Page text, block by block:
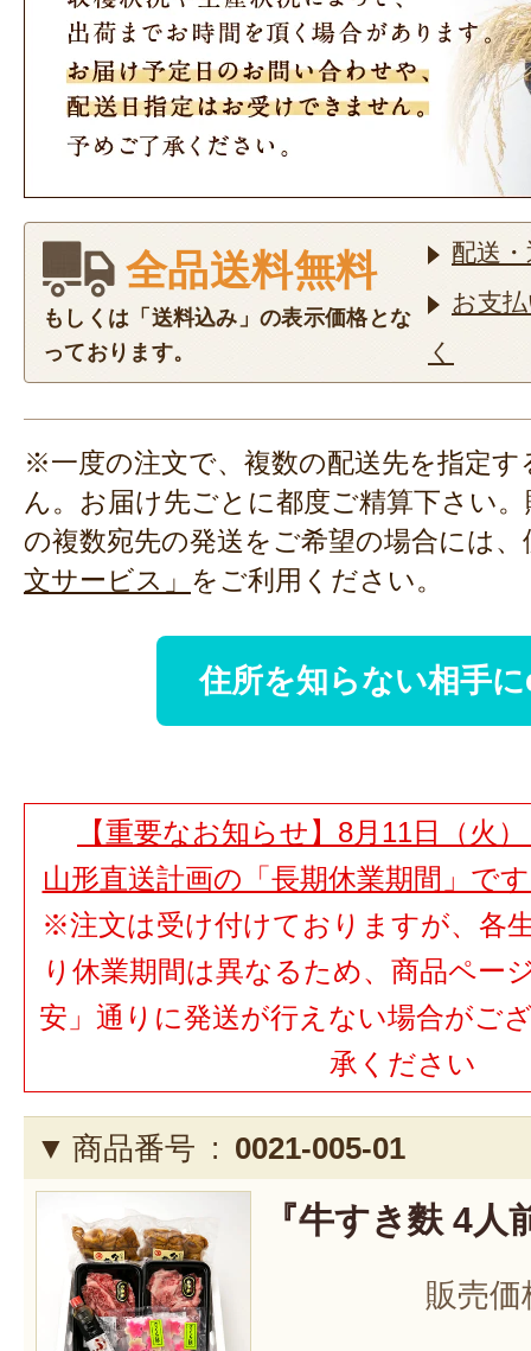
全品送料無料
もしくは「送料込み」の表示価格とな
っております。
配送
お支
く
※一度の注文で、複数の配送先を指定
ん。お届け先ごとに都度ご精算下さい
の複数宛先の発送をご希望の場合には、
文サービス」 をご利用ください。
住所を知らない相手
【重要なお知らせ】8月11日（火
山形直送計画の「長期休業期間」で
※注文は受け付けておりますが、各
り休業期間は異なるため、商品ペー
安」通りに発送が行えない場合がご
承ください
商品番号 : 0021-005-01
『牛すき麩 4
販売価